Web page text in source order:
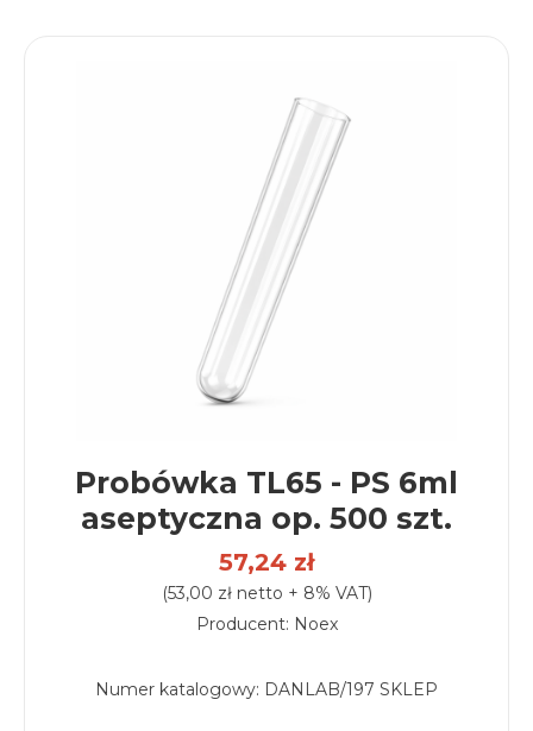
Probówka TL65 - PS 6ml
aseptyczna op. 500 szt.
57,24 zł
(53,00 zł netto + 8% VAT)
Producent: Noex
Numer katalogowy: DANLAB/197 SKLEP